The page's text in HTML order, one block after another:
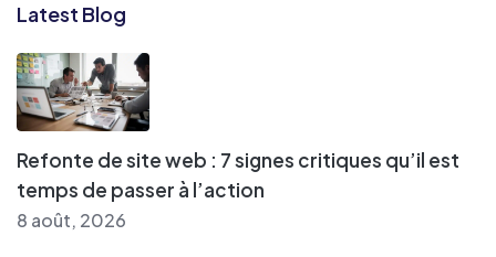
Latest Blog
Refonte de site web : 7 signes critiques qu’il est
temps de passer à l’action
8 août, 2026